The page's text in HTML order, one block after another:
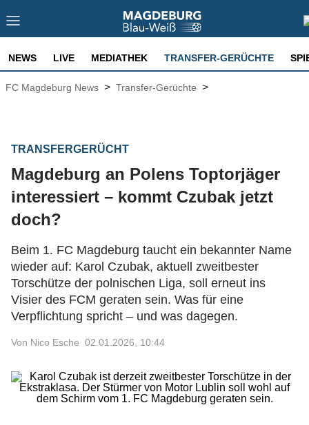
NEWS LIVE MEDIATHEK TRANSFER-GERÜCHTE
FC Magdeburg News > Transfer-Gerüchte >
TRANSFERGERÜCHT
Magdeburg an Polens Toptorjäger
interessiert – kommt Czubak jetzt
doch?
Beim 1. FC Magdeburg taucht ein bekannter Name
wieder auf: Karol Czubak, aktuell zweitbester
Torschütze der polnischen Liga, soll erneut ins
Visier des FCM geraten sein. Was für eine
Verpflichtung spricht – und was dagegen.
Von Nico Esche 02.01.2026, 10:44